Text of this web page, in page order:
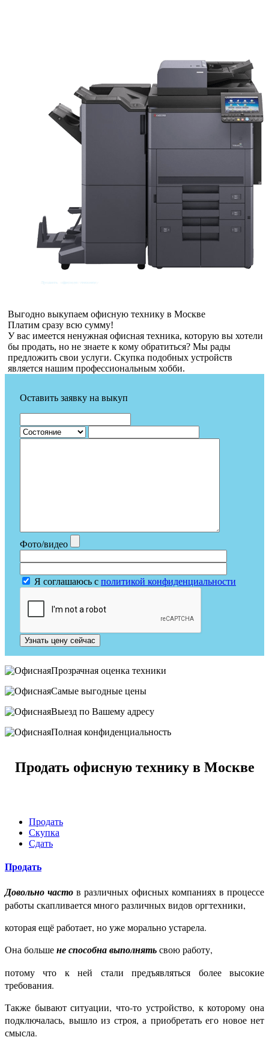
Выгодно выкупаем офисную технику в Москве
Платим сразу всю сумму!
У вас имеется ненужная офисная техника, которую вы хотели
бы продать, но не знаете к кому обратиться? Мы рады
предложить свои услуги. Скупка подобных устройств
является нашим профессиональным хобби.
Оставить заявку на выкуп
Фото/видео
Я соглашаюсь с политикой конфиденциальности
Узнать цену сейчас
Прозрачная оценка техники
Самые выгодные цены
Выезд по Вашему адресу
Полная конфиденциальность
Продать офисную технику в Москве
Продать
Скупка
Сдать
Продать
Довольно часто в различных офисных компаниях в процессе
работы скапливается много различных видов оргтехники,
которая ещё работает, но уже морально устарела.
Она большене способна выполнятьсвою работу,
потому что к ней стали предъявляться более высокие
требования.
Также бывают ситуации, что-то устройство, к которому она
подключалась, вышло из строя, а приобретать его новое нет
смысла.